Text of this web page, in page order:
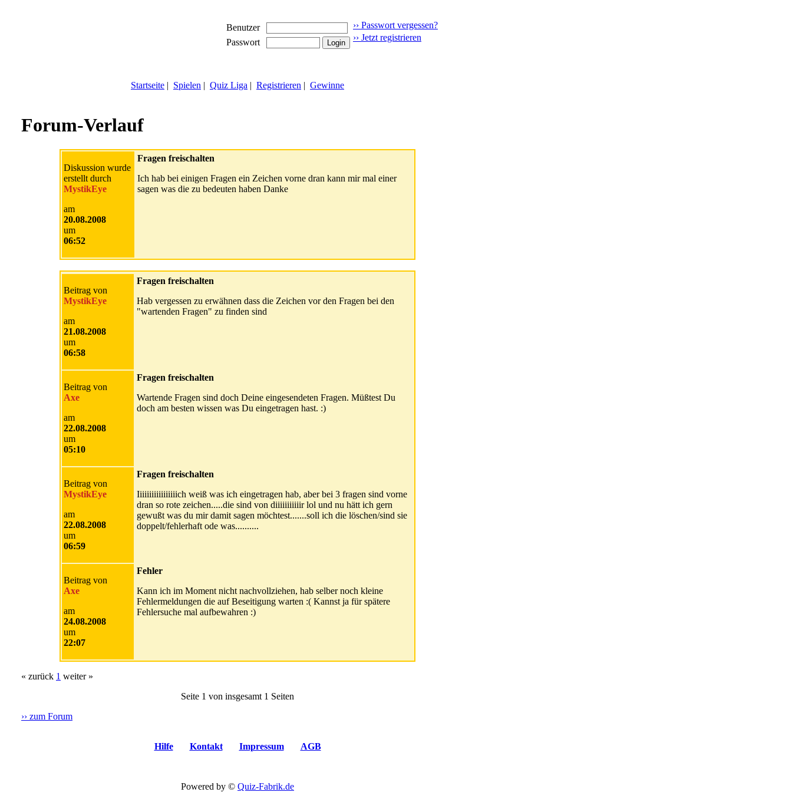
Benutzer
Passwort
›› Passwort vergessen?
›› Jetzt registrieren
Startseite | Spielen | Quiz Liga | Registrieren | Gewinne
Forum-Verlauf
Diskussion wurde
erstellt durch
MystikEye
am
20.08.2008
um
06:52
Fragen freischalten
Ich hab bei einigen Fragen ein Zeichen vorne dran kann mir mal einer
sagen was die zu bedeuten haben Danke
Beitrag von
MystikEye
am
21.08.2008
um
06:58
Fragen freischalten
Hab vergessen zu erwähnen dass die Zeichen vor den Fragen bei den
"wartenden Fragen" zu finden sind
Beitrag von
Axe
am
22.08.2008
um
05:10
Fragen freischalten
Wartende Fragen sind doch Deine eingesendeten Fragen. Müßtest Du
doch am besten wissen was Du eingetragen hast. :)
Beitrag von
MystikEye
am
22.08.2008
um
06:59
Fragen freischalten
Iiiiiiiiiiiiiiiiich weiß was ich eingetragen hab, aber bei 3 fragen sind vorne
dran so rote zeichen.....die sind von diiiiiiiiiiir lol und nu hätt ich gern
gewußt was du mir damit sagen möchtest.......soll ich die löschen/sind sie
doppelt/fehlerhaft ode was..........
Beitrag von
Axe
am
24.08.2008
um
22:07
Fehler
Kann ich im Moment nicht nachvollziehen, hab selber noch kleine
Fehlermeldungen die auf Beseitigung warten :( Kannst ja für spätere
Fehlersuche mal aufbewahren :)
« zurück 1 weiter »
Seite 1 von insgesamt 1 Seiten
›› zum Forum
Hilfe Kontakt Impressum AGB
Powered by © Quiz-Fabrik.de